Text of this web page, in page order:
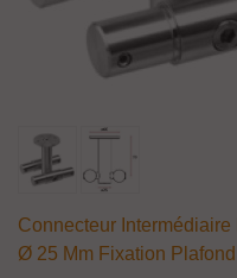
Connecteur
Ø 25 Mm Fixation Plafond